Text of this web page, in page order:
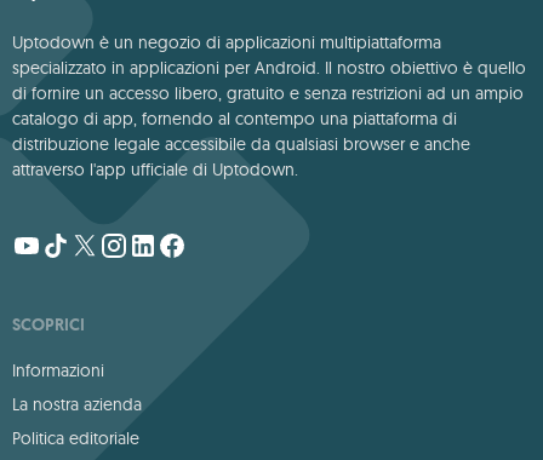
Uptodown è un negozio di applicazioni multipiattaforma
specializzato in applicazioni per Android. Il nostro obiettivo è quello
di fornire un accesso libero, gratuito e senza restrizioni ad un ampio
catalogo di app, fornendo al contempo una piattaforma di
distribuzione legale accessibile da qualsiasi browser e anche
attraverso l'app ufficiale di Uptodown.
SCOPRICI
Informazioni
La nostra azienda
Politica editoriale